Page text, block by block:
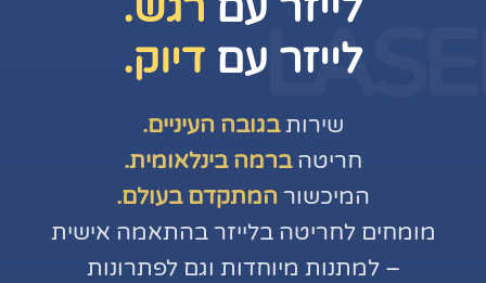
לייזר עם דיוק.
שירותבגובה העיניים.
חריטהברמה בינלאומית.
המיכשור המתקדם בעולם.
מומחים לחריטה בלייזר בהתאמה אישית
– למתנות מיוחדות וגם לפתרונות